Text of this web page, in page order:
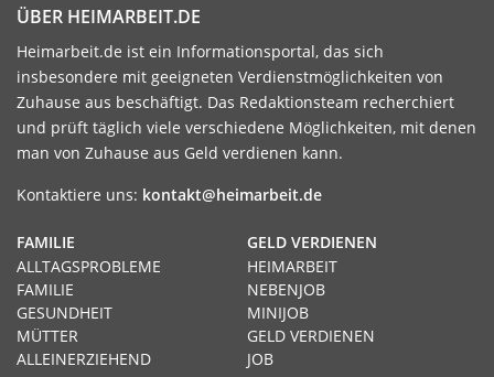
ÜBER HEIMARBEIT.DE
Heimarbeit.de ist ein Informationsportal, das sich
insbesondere mit geeigneten Verdienstmöglichkeiten von
Zuhause aus beschäftigt. Das Redaktionsteam recherchiert
und prüft täglich viele verschiedene Möglichkeiten, mit denen
man von Zuhause aus Geld verdienen kann.
Kontaktiere uns: kontakt@heimarbeit.de
GELD VERDIENEN
HEIMARBEIT
NEBENJOB
MINIJOB
GELD VERDIENEN
JOB
FAMILIE
ALLTAGSPROBLEME
FAMILIE
GESUNDHEIT
MÜTTER
ALLEINERZIEHEND